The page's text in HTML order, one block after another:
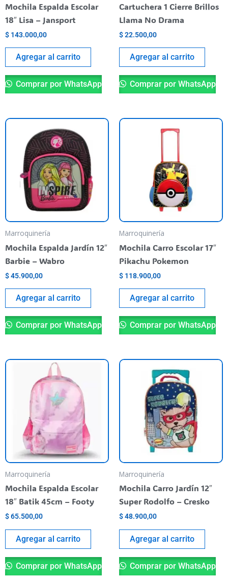
Mochila Espalda Escolar
18″ Lisa – Jansport
$ 143.000,00
Agregar al carrito
Comprar por WhatsApp
Cartuchera 1 Cierre Brillos
Llama No Drama
$22.500,00
Agregar al carrito
Comprar por WhatsApp
Marroquinería
Mochila Espalda Jardín 12″
Barbie – Wabro
$45.900,00
Agregar al carrito
Comprar por WhatsApp
Marroquinería
Mochila Carro Escolar 17″
Pikachu Pokemon
$ 118.900,00
Agregar al carrito
Comprar por WhatsApp
Marroquinería
Mochila Espalda Escolar
18″ Batik 45cm – Footy
$65.500,00
Agregar al carrito
Comprar por WhatsApp
Marroquinería
Mochila Carro Jardín 12″
Super Rodolfo – Cresko
$48.900,00
Agregar al carrito
Comprar por WhatsApp